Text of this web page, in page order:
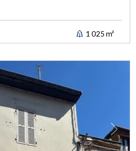
1 025 m²
Next